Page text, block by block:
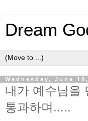
Dream
Wednesday, June
내가 예수님을
통과하며.....